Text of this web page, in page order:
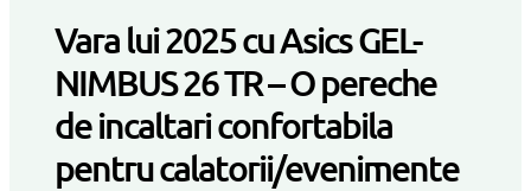
Vara lui 2025 cu Asics GEL-
NIMBUS 26 TR – O pereche
de incaltari confortabila
pentru calatorii/evenimente